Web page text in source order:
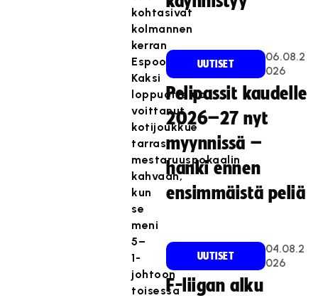
kohtasivat
kolmannen
kerran
Espoossa.
Kaksi
loppuottelua
voittanut
kotijoukkue
tarrasi
mestaruuspokaalin
kahvaan,
kun
se
meni
5–
1-
johtoon
toisessa
UUTISET
06.08.2
026
Pelipassit kaudelle
2026–27 nyt
myynnissä –
hanki ennen
ensimmäistä peliä
UUTISET
04.08.2
026
F-liigan alku